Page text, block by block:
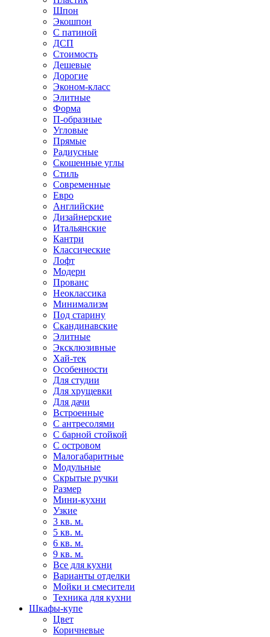
Шпон
Экошпон
С патиной
ДСП
Стоимость
Дешевые
Дорогие
Эконом-класс
Элитные
Форма
П-образные
Угловые
Прямые
Радиусные
Скошенные углы
Стиль
Современные
Евро
Английские
Дизайнерские
Итальянские
Кантри
Классические
Лофт
Модерн
Прованс
Неоклассика
Минимализм
Под старину
Скандинавские
Элитные
Эксклюзивные
Хай-тек
Особенности
Для студии
Для хрущевки
Для дачи
Встроенные
С антресолями
С барной стойкой
С островом
Малогабаритные
Модульные
Скрытые ручки
Размер
Мини-кухни
Узкие
3 кв. м.
5 кв. м.
6 кв. м.
9 кв. м.
Все для кухни
Варианты отделки
Мойки и смесители
Техника для кухни
Шкафы-купе
Цвет
Коричневые